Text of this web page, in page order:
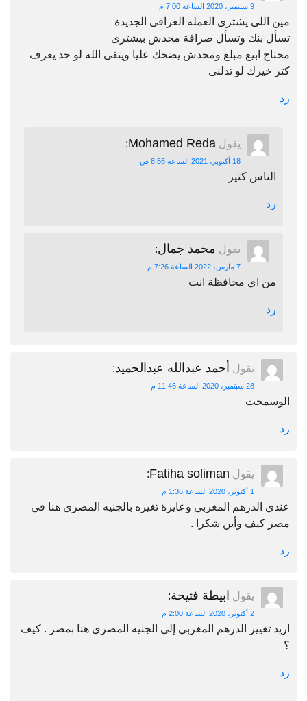
9 سبتمبر، 2020 الساعة 7:00 م
مين اللى يشترى العمله العراقى الجديدة
تسأل بنك وتسأل صرافة محدش بيشترى
محتاج ابيع مبلغ ومحدش يضحك عليا ويتقى الله لو حد يعرف
كتر خيرك لو تدلنى
رد
يقول Mohamed Reda
:
18 أكتوبر، 2021 الساعة 8:56 ص
الناس كتير
رد
يقول محمد جمال:
7 مارس، 2022 الساعة 7:26 م
من اي محافظة انت
رد
يقول أحمد عبدالله عبدالحميد:
28 سبتمبر، 2020 الساعة 11:46 م
الوسمحت
رد
يقول Fatiha soliman
:
1 أكتوبر، 2020 الساعة 1:36 م
عندي الدرهم المغربي وعايزة تغيره بالجنيه المصري هنا في
مصر كيف وأين شكرا .
رد
يقول ابيطة فتيحة:
2 أكتوبر، 2020 الساعة 2:00 م
اريد تغيير الدرهم المغربي إلى الجنيه المصري هنا بمصر . كيف
؟
رد